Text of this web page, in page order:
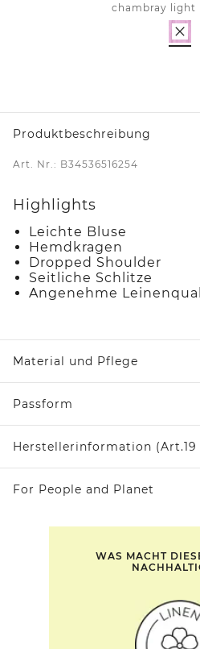
chambray light
Produktbeschreibung
Art. Nr.: B34536516254
Highlights
Leichte Bluse
Hemdkragen
Dropped Shoulder
Seitliche Schlitze
Angenehme
Material und Pflege
Passform
Herstellerinformation (Art.19
For People and Planet
WAS MACHT